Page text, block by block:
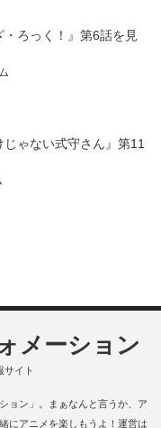
ろっく！』第6話を見
ゃない式守さん』第11
メーション
サイト
ョン」。まぁなんと言うか、ア
にアニメを楽しもうよ！運営は